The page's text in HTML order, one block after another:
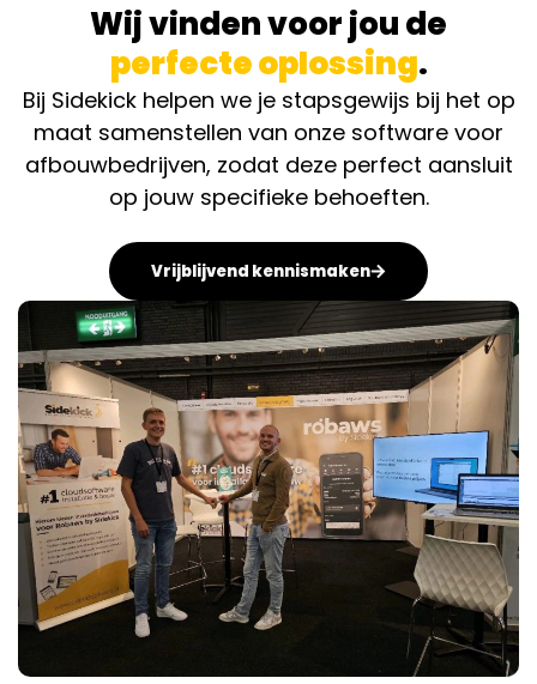
Wij vinden voor jou de
perfecte oplossing.
Bij Sidekick helpen we je stapsgewijs bij het op
maat samenstellen van onze software voor
afbouwbedrijven, zodat deze perfect aansluit
op jouw specifieke behoeften.
Vrijblijvend kennismaken